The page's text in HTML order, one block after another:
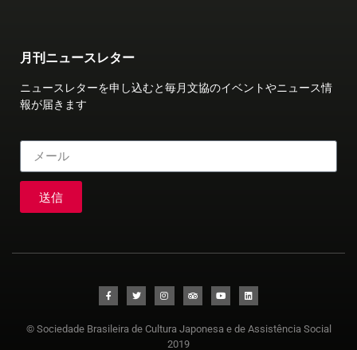
月刊ニュースレター
ニュースレターを申し込むと毎月文協のイベントやニュース情
報が届きます
送信
© Sociedade Brasileira de Cultura Japonesa e de Assistência Social
2019